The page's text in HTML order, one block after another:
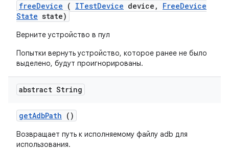
freeDevice ( ITestDevice device , FreeDevice
State state)
Верните устройство в пул
Попытки вернуть устройство, которое ранее не было
выделено, будут проигнорированы.
abstract String
getAdbPath ()
Возвращает путь к исполняемому файлу adb для
использования.